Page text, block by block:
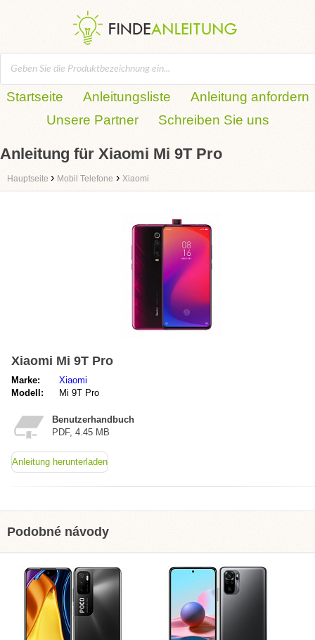
Startseite Anleitungsliste
Anleitung anfordern
Unsere Partner
Schreiben Sie uns
Anleitung für Xiaomi Mi 9T Pro
Hauptseite › Mobil Telefone › Xiaomi
Xiaomi Mi 9T Pro
Marke:
Xiaomi
Modell:
Mi 9T Pro
Benutzerhandbuch
PDF, 4.45 MB
Anleitung herunterladen
Podobné návody